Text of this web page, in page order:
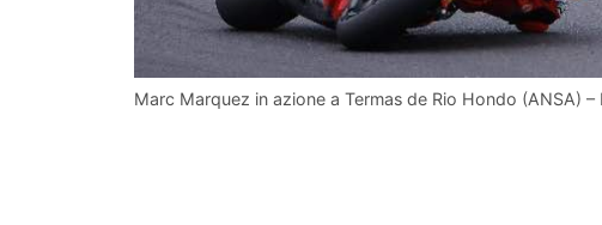
Marc Marquez in azione a Termas de Rio Hondo (ANSA) –